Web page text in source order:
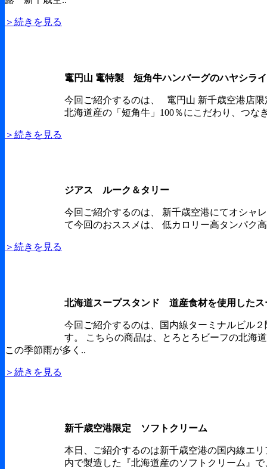
＞続きを見る
竃円山 竃特製 短角牛ハンバーグのハヤシラ
今回ご紹介するのは、 竃円山 新千歳空港店
北海道産の「短角牛」100％にこだわり、つな
＞続きを見る
ジアス ルーク＆タリー
今回ご紹介するのは、 新千歳空港にてオシャ
て今回のおススメは、 低カロリー高タンパク
＞続きを見る
北海道スープスタンド 道産食材を使用したス
今回ご紹介するのは、国内線ターミナルビル
す。 こちらの商品は、とろとろビーフの北海
この季節雨が多く..
＞続きを見る
新千歳空港限定 ソフトクリーム
本日、ご紹介するのは新千歳空港の国内線エ
内で製造した『北海道産のソフトクリーム』